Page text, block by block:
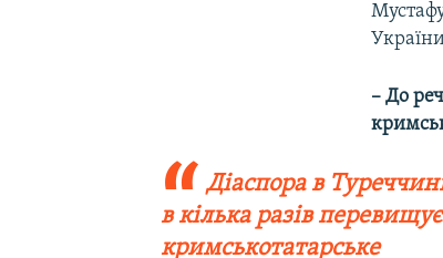
– До
Діаспора в
в кілька разів перевищує
кримськотатарське